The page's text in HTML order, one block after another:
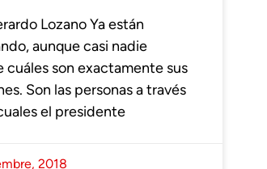
Lozano Ya están
aunque casi nadie
cuáles son exactamente sus
Son las personas a través
el presidente
2018